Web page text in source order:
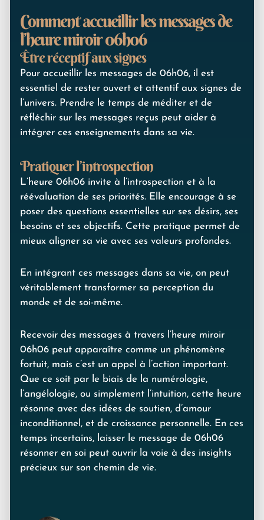
Comment accueillir les messages de
l’heure miroir 06h06
Être réceptif aux signes
Pour accueillir les messages de 06h06, il est
essentiel de rester ouvert et attentif aux signes de
l’univers. Prendre le temps de méditer et de
réfléchir sur les messages reçus peut aider à
intégrer ces enseignements dans sa vie.
Pratiquer l’introspection
L’heure 06h06 invite à l’introspection et à la
réévaluation de ses priorités. Elle encourage à se
poser des questions essentielles sur ses désirs, ses
besoins et ses objectifs. Cette pratique permet de
mieux aligner sa vie avec ses valeurs profondes.
En intégrant ces messages dans sa vie, on peut
véritablement transformer sa perception du
monde et de soi-même.
Recevoir des messages à travers l’heure miroir
06h06 peut apparaître comme un phénomène
fortuit, mais c’est un appel à l’action important.
Que ce soit par le biais de la numérologie,
l’angélologie, ou simplement l’intuition, cette heure
résonne avec des idées de soutien, d’amour
inconditionnel, et de croissance personnelle. En ces
temps incertains, laisser le message de 06h06
résonner en soi peut ouvrir la voie à des insights
précieux sur son chemin de vie.